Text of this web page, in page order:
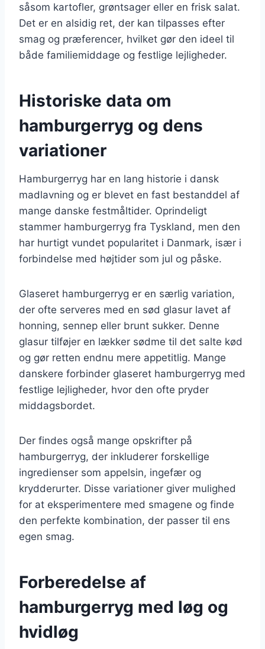
såsom kartofler, grøntsager eller en frisk salat.
Det er en alsidig ret, der kan tilpasses efter
smag og præferencer, hvilket gør den ideel til
både familiemiddage og festlige lejligheder.
Historiske data om
hamburgerryg og dens
variationer
Hamburgerryg har en lang historie i dansk
madlavning og er blevet en fast bestanddel af
mange danske festmåltider. Oprindeligt
stammer hamburgerryg fra Tyskland, men den
har hurtigt vundet popularitet i Danmark, især i
forbindelse med højtider som jul og påske.
Glaseret hamburgerryg er en særlig variation,
der ofte serveres med en sød glasur lavet af
honning, sennep eller brunt sukker. Denne
glasur tilføjer en lækker sødme til det salte kød
og gør retten endnu mere appetitlig. Mange
danskere forbinder glaseret hamburgerryg med
festlige lejligheder, hvor den ofte pryder
middagsbordet.
Der findes også mange opskrifter på
hamburgerryg, der inkluderer forskellige
ingredienser som appelsin, ingefær og
krydderurter. Disse variationer giver mulighed
for at eksperimentere med smagene og finde
den perfekte kombination, der passer til ens
egen smag.
Forberedelse af
hamburgerryg med løg og
hvidløg